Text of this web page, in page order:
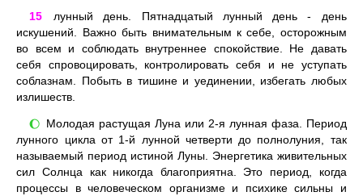
15
лунный день. Пятнадцатый лунный день - день
искушений. Важно быть внимательным к себе, осторожным
во всем и соблюдать внутреннее спокойствие. Не давать
себя спровоцировать, контролировать себя и не уступать
соблазнам. Побыть в тишине и уединении, избегать любых
излишеств.
🌔
Молодая растущая Луна или 2-я лунная фаза. Период
лунного цикла от 1-й лунной четверти до полнолуния, так
называемый период истиной Луны. Энергетика живительных
сил Солнца как никогда благоприятна. Это период, когда
процессы в человеческом организме и психике сильны и